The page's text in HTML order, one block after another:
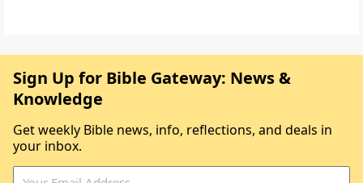
Sign Up for Bible Gateway: News &
Knowledge
Get weekly Bible news, info, reflections, and deals in
your inbox.